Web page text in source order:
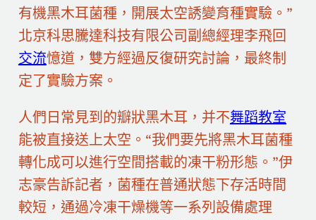
有機黑木耳菌種，開展太空誘變育種實驗。”
北京科思騰達科技有限公司副總經理李飛回
交流憶道，雙方經過反復研究討論，最終制
定了實驗方案。
人們日常見到的瓣狀黑木耳，并不舞蹈教室
能被直接送上太空。“我們要先將黑木耳菌種
轉化成可以進行空間搭載的凍干粉形態。”伊
志豪告訴記者，菌種在普通狀態下存活時間
較短，通過冷凍干燥機等一系列設備處理